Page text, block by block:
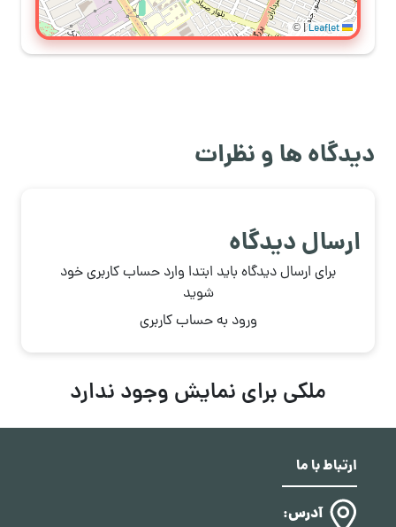
|
©
دیدگاه ها و نظرات
ارسال دیدگاه
برای ارسال دیدگاه باید ابتدا وارد حساب کاربری خود
شوید
ورود به حساب کاربری
ملکی برای نمایش وجود ندارد
ارتباط با ما
آدرس: